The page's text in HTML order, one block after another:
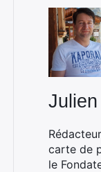
carte de
le